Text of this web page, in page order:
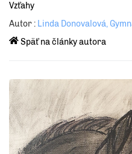
Vzťahy
Autor : Linda Donovalová,
Späť na články autora